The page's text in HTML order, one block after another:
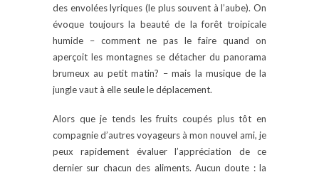
des envolées lyriques (le plus souvent à l’aube). On
évoque toujours la beauté de la forêt troipicale
humide – comment ne pas le faire quand on
aperçoit les montagnes se détacher du panorama
brumeux au petit matin? – mais la musique de la
jungle vaut à elle seule le déplacement.
Alors que je tends les fruits coupés plus tôt en
compagnie d’autres voyageurs à mon nouvel ami, je
peux rapidement évaluer l’appréciation de ce
dernier sur chacun des aliments. Aucun doute : la